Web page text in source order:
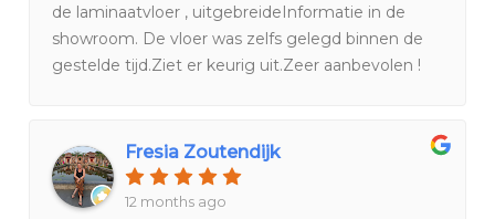
de laminaatvloer , uitgebreideInformatie in de
showroom. De vloer was zelfs gelegd binnen de
gestelde tijd.Ziet er keurig uit.Zeer aanbevolen !
Fresia Zoutendijk
12 months ago